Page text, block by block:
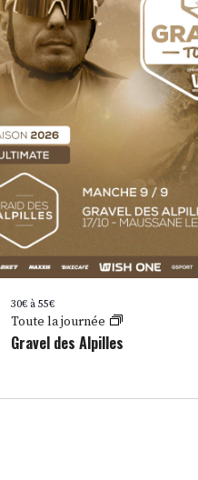
Gravel des Alpilles
Toute la journée
30€ à 55€